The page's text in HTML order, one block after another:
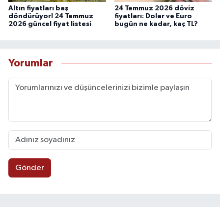
Altın fiyatları baş
döndürüyor! 24 Temmuz
2026 güncel fiyat listesi
24 Temmuz 2026 döviz
fiyatları: Dolar ve Euro
bugün ne kadar, kaç TL?
Yorumlar
Gönder